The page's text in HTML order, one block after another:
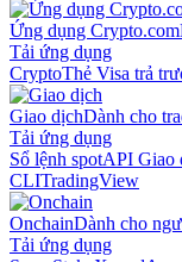
Ứng dụng Crypto.com
Tải ứng dụng
CryptoThẻ Visa trả
Giao dịchDành cho
Tải ứng dụng
Sổ lệnh spotAPI Giao
CLITradingView
OnchainDành cho
Tải ứng dụng